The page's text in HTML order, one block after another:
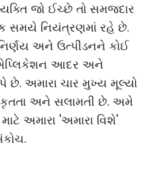
જો ઈચ્છે તો સમજદાર
સમયે નિયંત્રણમાં રહે છે.
અને ઉત્પીડનને કોઈ
એપ્લિકેશન આદર અને
અમારા ચાર મુખ્ય મૂલ્યો
અને સલામતી છે. અમે
અમારા 'અમારા વિશે'